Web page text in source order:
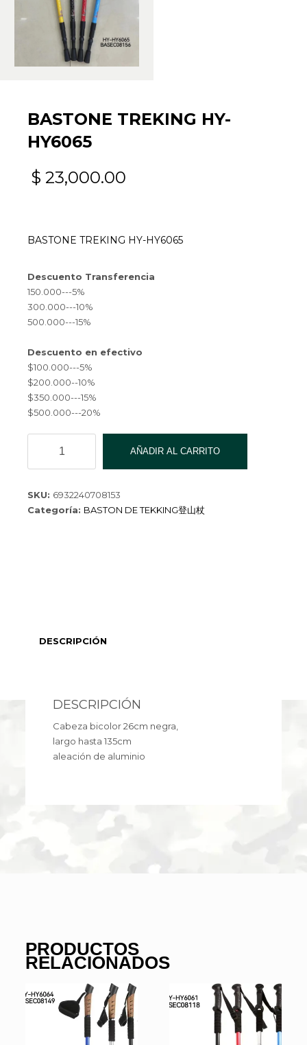
BASTONE TREKING HY-
HY6065
$ 23,000.00
BASTONE TREKING HY-HY6065
Descuento Transferencia
150.000---5%
300.000---10%
500.000---15%
Descuento en efectivo
$100.000---5%
$200.000--10%
$350.000---15%
$500.000---20%
TREKING
HY-
cantidad
AÑADIR AL CARRITO
SKU: 6932240708153
Categoría: BASTON DE TEKKING登山杖
DESCRIPCIÓN
DESCRIPCIÓN
Cabeza bicolor 26cm negra,
largo hasta 135cm
aleación de aluminio
PRODUCTOS
RELACIONADOS